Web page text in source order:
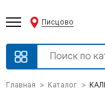
Писцово
Главная Каталог